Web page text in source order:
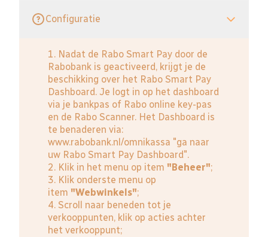
Configuratie
1. Nadat de Rabo Smart Pay door de
Rabobank is geactiveerd, krijgt je de
beschikking over het Rabo Smart Pay
Dashboard. Je logt in op het dashboard
via je bankpas of Rabo online key-pas
en de Rabo Scanner. Het Dashboard is
te benaderen via:
www.rabobank.nl/omnikassa "ga naar
uw Rabo Smart Pay Dashboard".
2. Klik in het menu op item "Beheer";
3. Klik onderste menu op
item "Webwinkels";
4. Scroll naar beneden tot je
verkooppunten, klik op acties achter
het verkooppunt;